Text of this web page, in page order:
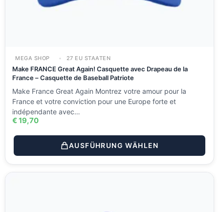
MEGA SHOP 27 EU STAATEN
Make FRANCE Great Again! Casquette avec Drapeau de la
France – Casquette de Baseball Patriote
Make France Great Again Montrez votre amour pour la
France et votre conviction pour une Europe forte et
indépendante avec…
€19,70
AUSFÜHRUNG WÄHLEN